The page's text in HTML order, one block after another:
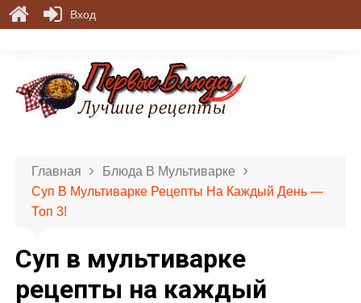
Главная
Блюда В Мультиварке
Суп В Мультиварке Рецепты На Каждый День —
Топ 3!
Суп в мультиварке
рецепты на каждый
Вход